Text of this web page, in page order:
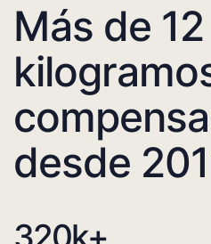
Más de
desde